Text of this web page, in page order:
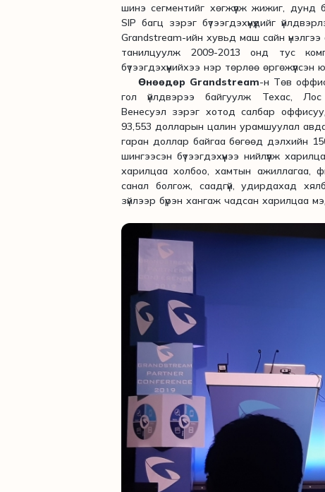
шинэ сегментийг хөгжүүлж жижиг, дунд
SIP багц зэрэг бүтээгдэхүүнүүдийг
Grandstream-ийн хувьд маш сайн
танилцуулж 2009-2013 онд тус
бүтээгдэхүүнийхээ нэр төрлөө өргөжүүлсэн
Өнөөдөр Grandstream-н Төв
гол үйлдвэрээ байгуулж Техас,
Венесуэл зэрэг хотод салбар
93,553 долларын цалин урамшуулал
гаран доллар байгаа бөгөөд дэлхийн
шингээсэн бүтээгдэхүүнээ нийлүүлж
харилцаа холбоо, хамтын ажиллагаа,
санал болгож, саадгүй, удирдахад
зүйлээр бүрэн хангаж чадсан харилцаа